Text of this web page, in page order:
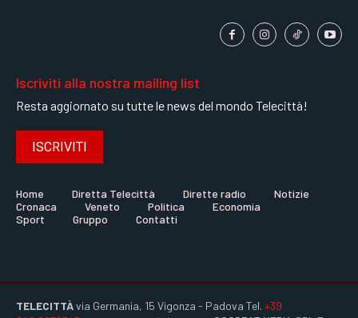
Iscriviti alla nostra mailing list
Resta aggiornato su tutte le news del mondo Telecittà!
ISCRIVITI
Home Diretta Telecittà Dirette radio
Notizie
Cronaca
Veneto Politica
Economia
Sport
Gruppo Contatti
TELECITTÀvia Germania, 15 Vigonza - Padova Tel. +39